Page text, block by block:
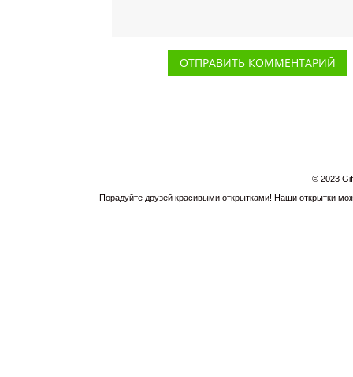
© 2023
Порадуйте друзей красивыми открытками! Наши открытки